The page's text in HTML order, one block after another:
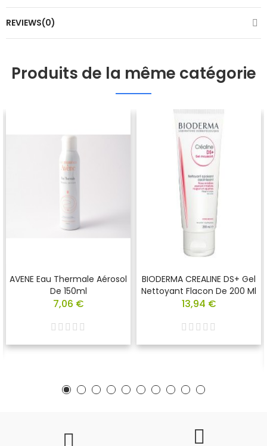
REVIEWS(0)
Produits de la même catégorie
AVENE Eau Thermale Aérosol
De 150ml
7,06 €
BIODERMA CREALINE DS+ Gel
Nettoyant Flacon De 200 Ml
13,94 €